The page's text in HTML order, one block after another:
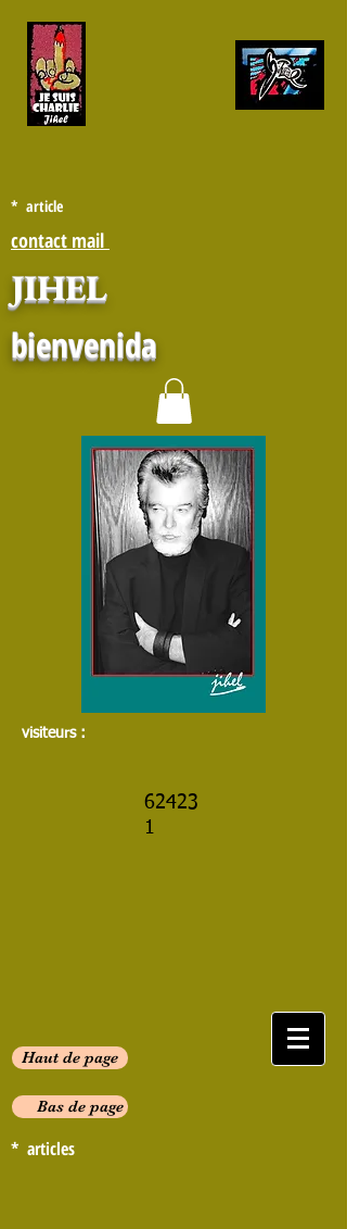
* article
contact mail
JIHEL
bienvenida
visiteurs :
62423
1
Haut de page
Bas de page
* articles